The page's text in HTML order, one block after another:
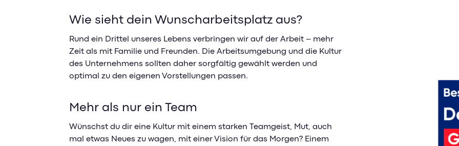
Wie sieht dein Wunscharbeitsplatz aus?
Rund ein Drittel unseres Lebens verbringen wir auf der Arbeit – mehr
Zeit als mit Familie und Freunden. Die Arbeitsumgebung und die Kultur
des Unternehmens sollten daher sorgfältig gewählt werden und
optimal zu den eigenen Vorstellungen passen.
Mehr als nur ein Team
Wünschst du dir eine Kultur mit einem starken Teamgeist, Mut, auch
mal etwas Neues zu wagen, mit einer Vision für das Morgen? Einem